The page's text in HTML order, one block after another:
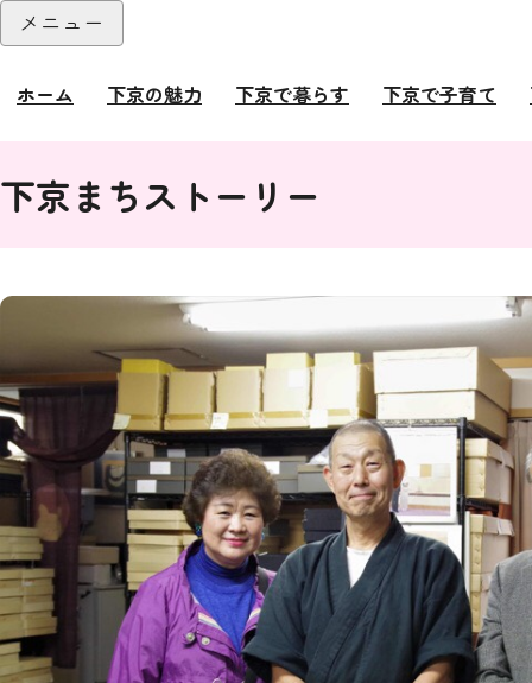
本文へ
メニュー
ホーム 下京の魅力 下京で暮らす 下京で子育て
下京まちストーリー